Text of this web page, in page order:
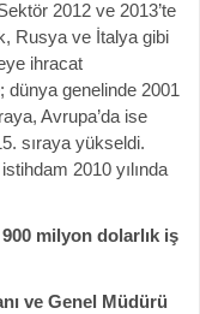
2012 ve 2013’te
Rusya ve İtalya gibi
ihracat
dünya genelinde 2001
Avrupa’da ise
sıraya yükseldi.
2010 yılında
milyon dolarlık iş
ve Genel Müdürü